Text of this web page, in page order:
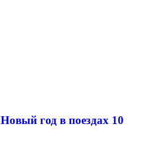
год в поездах 10